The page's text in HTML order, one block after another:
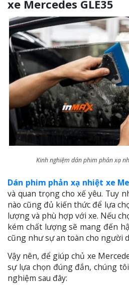
xe Mercedes GLE35
Kinh nghiệm dán phim phản xạ
Dán phim phản xạ nhiệt xe
và quan trọng cho xế yêu. Tuy
nào cũng đủ kiến thức để lựa
lượng và phù hợp với xe. Nếu
kém chất lượng sẽ mang đến
cũng như sự an toàn cho người
Vậy nên, để giúp chủ xe
sự lựa chọn đúng đắn, chúng
nghiệm sau đây: